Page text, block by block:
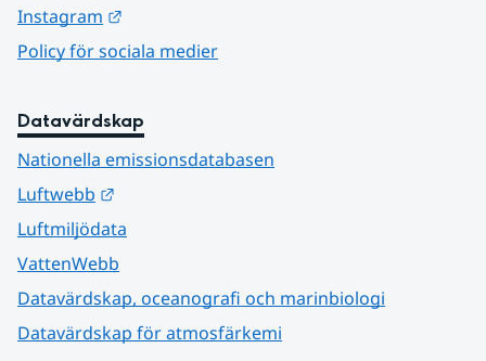
Instagram
Policy för sociala medier
Datavärdskap
Nationella emissionsdatabasen
Luftwebb
Luftmiljödata
VattenWebb
Datavärdskap, oceanografi och marinbiologi
Datavärdskap för atmosfärkemi